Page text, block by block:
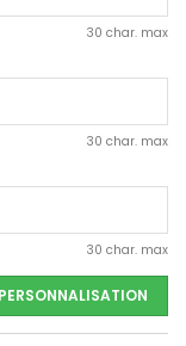
30 char. max
30 char. max
30 char. max